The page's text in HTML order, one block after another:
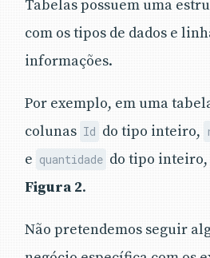
Tabelas possuem uma
com os tipos de dados e
informações.
Por exemplo, em uma
colunas Id do tipo inteiro,
e quantidade do tipo
Figura 2.
Não pretendemos seguir